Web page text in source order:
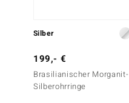
Silber
199,- €
Brasilianischer Morganit-
Silberohrringe